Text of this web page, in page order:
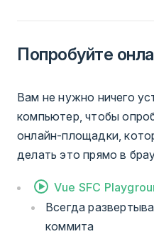
Попробуйте
Вам не нужно ничего
компьютер, чтобы
онлайн-площадки,
делать это прямо в
Vue SFC
Всегда
коммита